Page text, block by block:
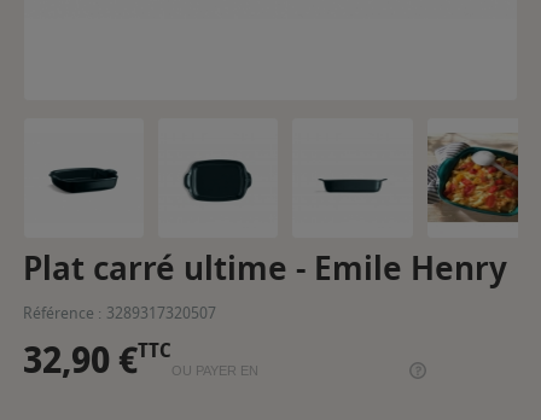
Plat carré ultime - Emile Henry
Référence : 3289317320507
32,90 €TTC
OU PAYER EN